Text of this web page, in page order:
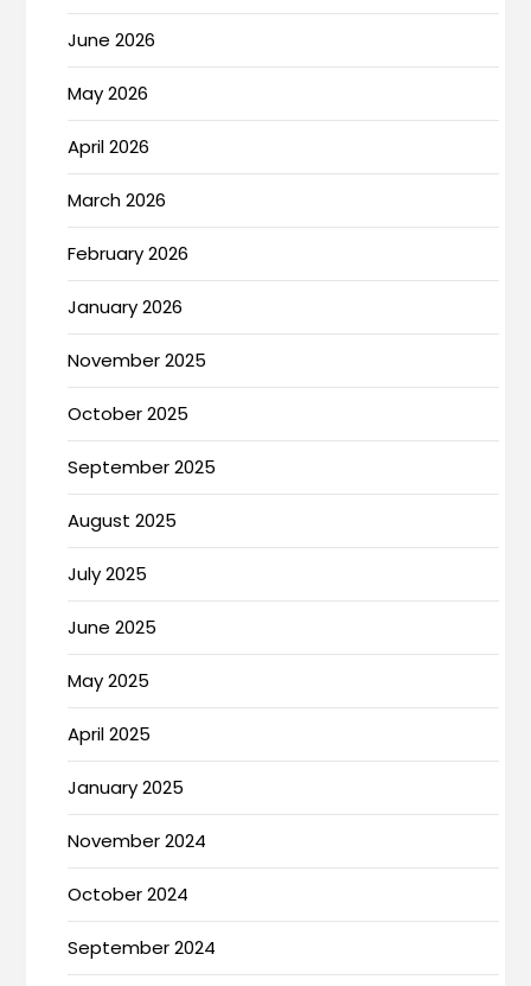
June 2026
May 2026
April 2026
March 2026
February 2026
January 2026
November 2025
October 2025
September 2025
August 2025
July 2025
June 2025
May 2025
April 2025
January 2025
November 2024
October 2024
September 2024